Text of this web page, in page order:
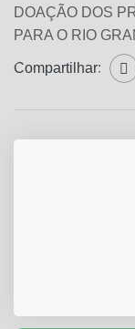
DOAÇÃO DOS
PARA O RIO
Compartilhar: